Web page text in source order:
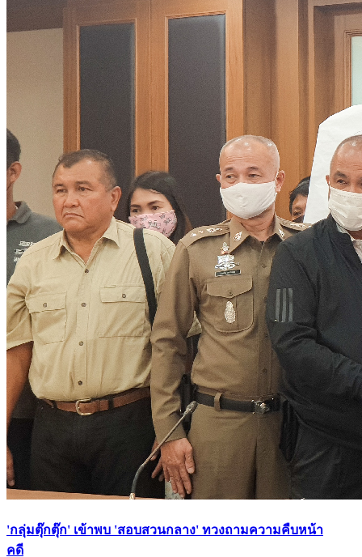
'กลุ่มตุ๊กตุ๊ก' เข้าพบ 'สอบสวนกลาง' ทวงถามความคืบหน้า
คดี